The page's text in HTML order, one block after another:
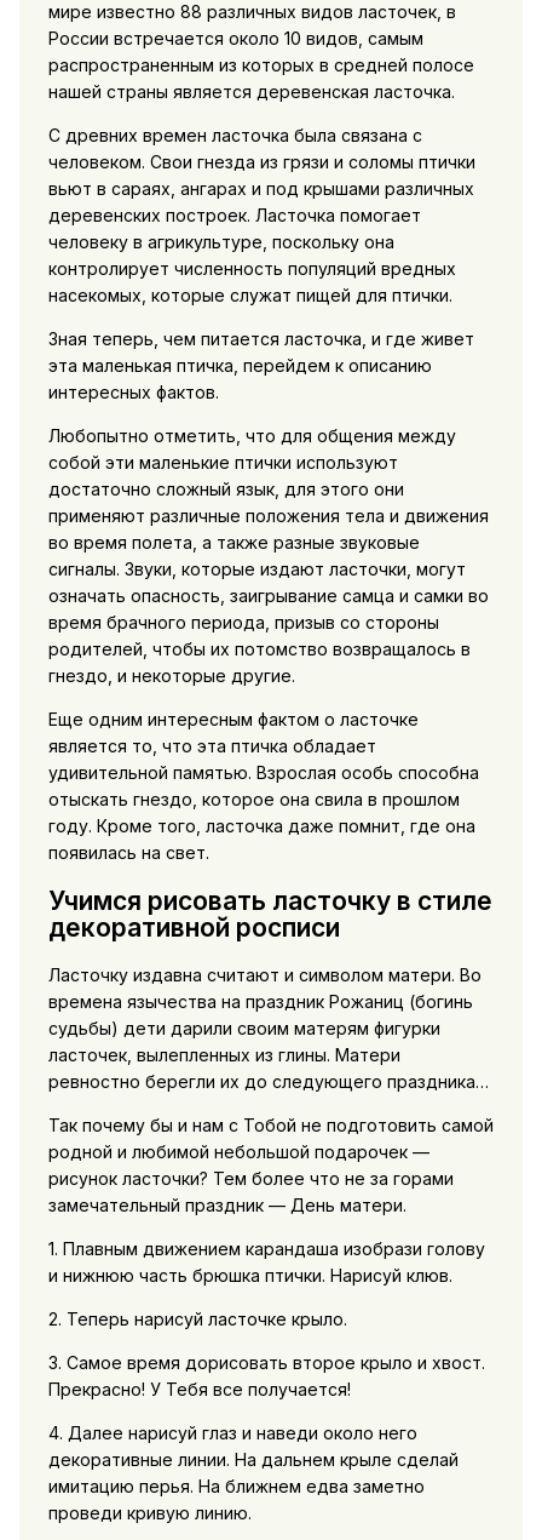
мире известно 88 различных видов ласточек, в
России встречается около 10 видов, самым
распространенным из которых в средней полосе
нашей страны является деревенская ласточка.
С древних времен ласточка была связана с
человеком. Свои гнезда из грязи и соломы птички
вьют в сараях, ангарах и под крышами различных
деревенских построек. Ласточка помогает
человеку в агрикультуре, поскольку она
контролирует численность популяций вредных
насекомых, которые служат пищей для птички.
Зная теперь, чем питается ласточка, и где живет
эта маленькая птичка, перейдем к описанию
интересных фактов.
Любопытно отметить, что для общения между
собой эти маленькие птички используют
достаточно сложный язык, для этого они
применяют различные положения тела и движения
во время полета, а также разные звуковые
сигналы. Звуки, которые издают ласточки, могут
означать опасность, заигрывание самца и самки во
время брачного периода, призыв со стороны
родителей, чтобы их потомство возвращалось в
гнездо, и некоторые другие.
Еще одним интересным фактом о ласточке
является то, что эта птичка обладает
удивительной памятью. Взрослая особь способна
отыскать гнездо, которое она свила в прошлом
году. Кроме того, ласточка даже помнит, где она
появилась на свет.
Учимся рисовать ласточку в стиле
декоративной росписи
Ласточку издавна считают и символом матери. Во
времена язычества на праздник Рожаниц (богинь
судьбы) дети дарили своим матерям фигурки
ласточек, вылепленных из глины. Матери
ревностно берегли их до следующего праздника…
Так почему бы и нам с Тобой не подготовить самой
родной и любимой небольшой подарочек —
рисунок ласточки? Тем более что не за горами
замечательный праздник — День матери.
1. Плавным движением карандаша изобрази голову
и нижнюю часть брюшка птички. Нарисуй клюв.
2. Теперь нарисуй ласточке крыло.
3. Самое время дорисовать второе крыло и хвост.
Прекрасно! У Тебя все получается!
4. Далее нарисуй глаз и наведи около него
декоративные линии. На дальнем крыле сделай
имитацию перья. На ближнем едва заметно
проведи кривую линию.